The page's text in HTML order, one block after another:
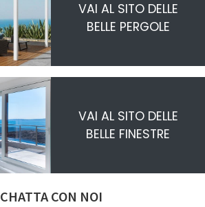
VAI AL SITO DELLE
BELLE PERGOLE
VAI AL SITO DELLE
BELLE FINESTRE
CHATTA CON NOI